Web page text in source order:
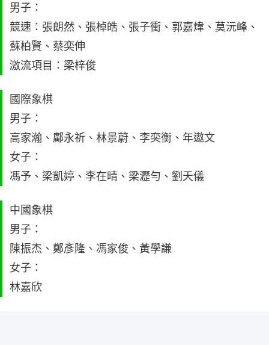
男子：
競速：張朗然、張棹皓、張子衝、郭嘉煒、莫沅峰、
蘇柏賢、蔡奕伸
激流項目：梁梓俊
國際象棋
男子：
高家瀚、鄺永祈、林景蔚、李奕衡、年遨文
女子：
馮予、梁凱婷、李在晴、梁瀝勻、劉天儀
中國象棋
男子：
陳振杰、鄭彥隆、馮家俊、黃學謙
女子：
林嘉欣